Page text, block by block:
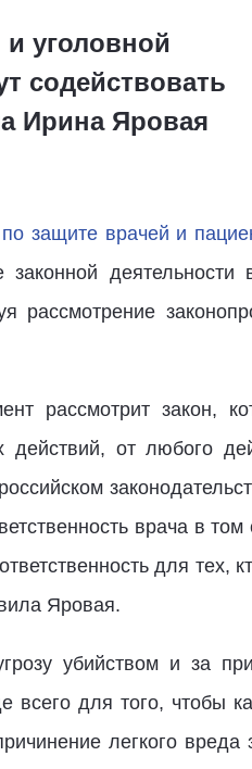
уголовной
содействовать
Ирина Яровая
защите врачей и
законной
рассмотрение
рассмотрит закон,
от любого
врача в том
для тех,
Яровая.
убийством и за
всего для того, чтобы
легкого